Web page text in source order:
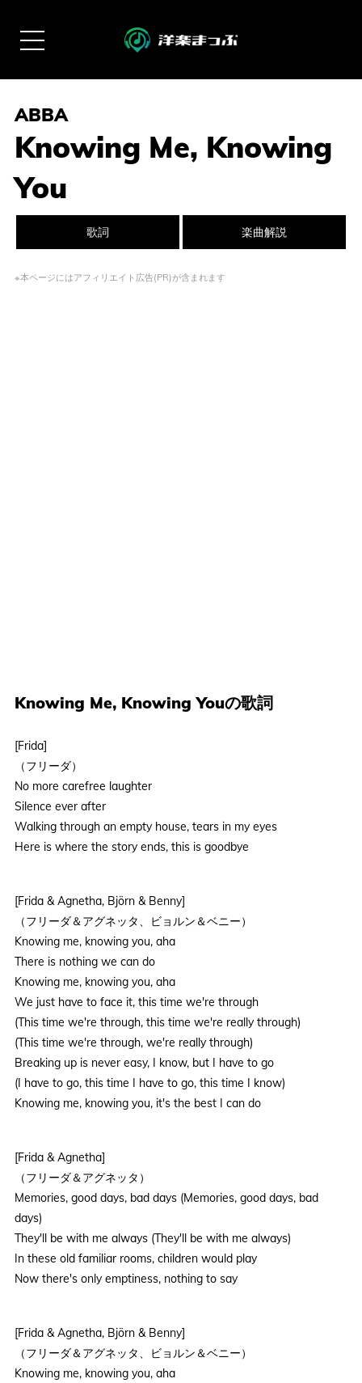
ABBA
Knowing Me, Knowing
You
歌詞 楽曲解説
※本ページにはアフィリエイト広告(PR)が含まれます
Knowing Me, Knowing Youの歌詞
[Frida]
（フリーダ）
No more carefree laughter
Silence ever after
Walking through an empty house, tears in my eyes
Here is where the story ends, this is goodbye
[Frida & Agnetha, Björn & Benny]
（フリーダ＆アグネッタ、ビョルン＆ベニー）
Knowing me, knowing you, aha
There is nothing we can do
Knowing me, knowing you, aha
We just have to face it, this time we're through
(This time we're through, this time we're really through)
(This time we're through, we're really through)
Breaking up is never easy, I know, but I have to go
(I have to go, this time I have to go, this time I know)
Knowing me, knowing you, it's the best I can do
[Frida & Agnetha]
（フリーダ＆アグネッタ）
Memories, good days, bad days (Memories, good days, bad
days)
They'll be with me always (They'll be with me always)
In these old familiar rooms, children would play
Now there's only emptiness, nothing to say
[Frida & Agnetha, Björn & Benny]
（フリーダ＆アグネッタ、ビョルン＆ベニー）
Knowing me, knowing you, aha